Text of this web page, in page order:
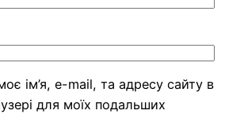
ім’я, e-mail, та адресу сайту в
для моїх подальших